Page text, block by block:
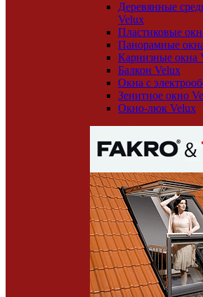
Деревянные
Velux
Пластиковые
Панорамные
Карнизные окна
Балкон Velux
Окна с
Зенитное окно
Окно-люк Velux